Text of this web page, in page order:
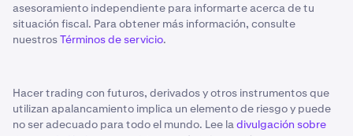
asesoramiento independiente para informarte acerca de tu
situación fiscal. Para obtener más información, consulte
nuestrosTérminos de servicio.
Hacer trading con futuros, derivados y otros instrumentos que
utilizan apalancamiento implica un elemento de riesgo y puede
no ser adecuado para todo el mundo. Lee ladivulgación sobre